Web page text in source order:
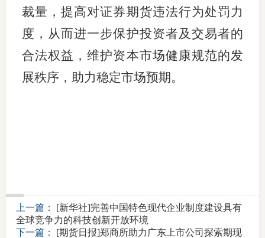
裁量，提高对证券期货违法行为处罚力
度，从而进一步保护投资者及交易者的
合法权益，维护资本市场健康规范的发
展秩序，助力稳定市场预期。
上一篇：
[新华社]完善中国特色现代企业制度建设具有
全球竞争力的科技创新开放环境
下一篇：
[期货日报]郑商所助力广东上市公司探索期现